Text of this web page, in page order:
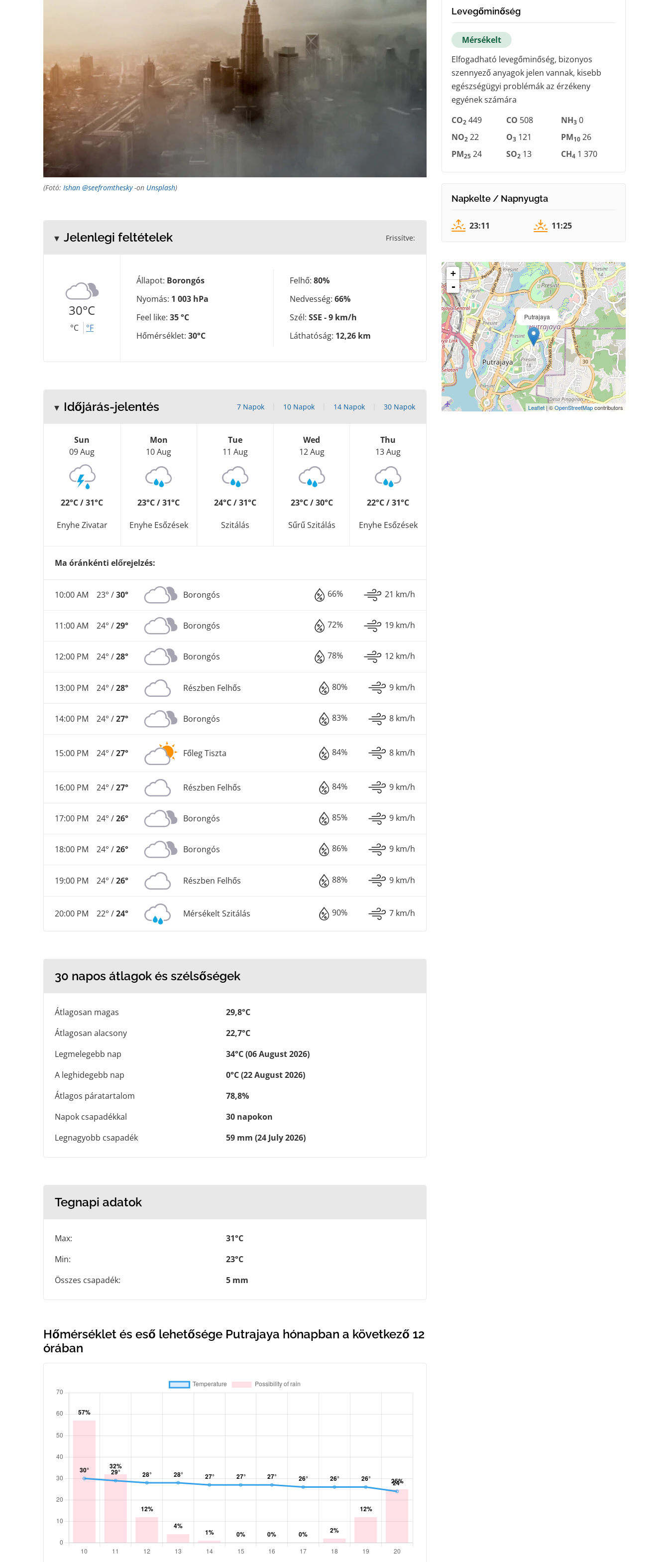
(Fotó: Ishan @seefromthesky-on Unsplash)
Jelenlegi feltételek Frissítve:
30°C
°C °F
Állapot: Borongós
Nyomás: 1 003 hPa
Feel like: 35 °C
Hőmérséklet: 30°C
Felhő: 80%
Nedvesség: 66%
Szél: SSE - 9 km/h
Láthatóság: 12,26 km
Időjárás-jelentés 7 Napok 10 Napok 14 Napok 30 Napok
Sun
09 Aug
22°C / 31°C
Enyhe Zivatar
Mon
10 Aug
23°C / 31°C
Enyhe Esőzések
Tue
11 Aug
24°C / 31°C
Szitálás
Wed
12 Aug
23°C / 30°C
Sűrű Szitálás
Thu
13 Aug
22°C / 31°C
Enyhe Esőzések
Ma óránkénti előrejelzés:
10:00 AM 23° /30° Borongós 66% 21 km/h
11:00 AM 24° /29° Borongós 72% 19 km/h
12:00 PM 24° /28° Borongós 78% 12 km/h
13:00 PM 24° /28° Részben Felhős 80% 9 km/h
14:00 PM 24° /27° Borongós 83% 8 km/h
15:00 PM 24° /27° Főleg Tiszta 84% 8 km/h
16:00 PM 24° /27° Részben Felhős 84% 9 km/h
17:00 PM 24° /26° Borongós 85% 9 km/h
18:00 PM 24° /26° Borongós 86% 9 km/h
19:00 PM 24° /26° Részben Felhős 88% 9 km/h
20:00 PM 22° /24° Mérsékelt Szitálás 90% 7 km/h
30 napos átlagok és szélsőségek
Átlagosan magas
29,8°C
Átlagosan alacsony
22,7°C
Legmelegebb nap
34°C (06 August 2026)
A leghidegebb nap
0°C (22 August 2026)
Átlagos páratartalom
78,8%
Napok csapadékkal
30 napokon
Legnagyobb csapadék
59 mm (24 July 2026)
Tegnapi adatok
Max:
31°C
Min:
23°C
Összes csapadék:
5 mm
Hőmérséklet és eső lehetősége Putrajaya hónapban a következő 12
órában
Levegőminőség
Mérsékelt
Elfogadható levegőminőség, bizonyos
szennyező anyagok jelen vannak, kisebb
egészségügyi problémák az érzékeny
egyének számára
CO2 449 CO 508 NH3 0
NO2 22 O3 121 PM10 26
PM25 24 SO2 13 CH4 1 370
Napkelte / Napnyugta
23:11 11:25
Putrajaya
+
-
Leaflet | ©OpenStreetMapcontributors